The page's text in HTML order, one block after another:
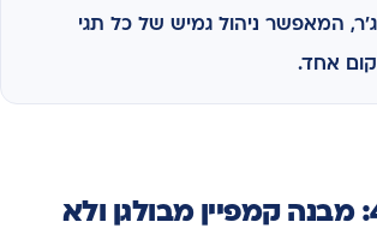
המאפשר ניהול גמיש של כל תגי
אחד.
טעות מספר 4: מבנה קמפיין מבולגן ולא